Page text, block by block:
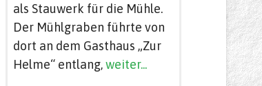
als Stauwerk für die Mühle.
Der Mühlgraben führte von
dort an dem Gasthaus „Zur
Helme“ entlang,weiter...